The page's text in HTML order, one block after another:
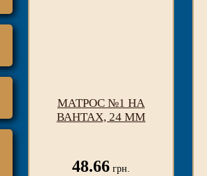
МАТРОС №1 НА
ВАНТАХ, 24 ММ
48.66 грн.